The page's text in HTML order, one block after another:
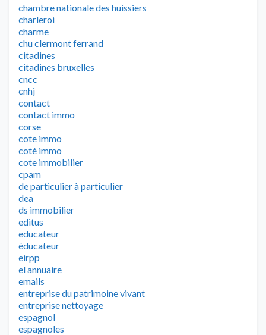
chambre nationale des huissiers
charleroi
charme
chu clermont ferrand
citadines
citadines bruxelles
cncc
cnhj
contact
contact immo
corse
cote immo
coté immo
cote immobilier
cpam
de particulier à particulier
dea
ds immobilier
editus
educateur
éducateur
eirpp
el annuaire
emails
entreprise du patrimoine vivant
entreprise nettoyage
espagnol
espagnoles